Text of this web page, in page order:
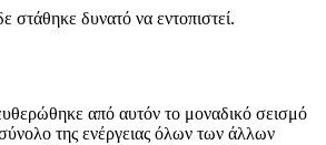
στάθηκε δυνατό να εντοπιστεί.
από αυτόν το μοναδικό σεισμό
της ενέργειας όλων των άλλων